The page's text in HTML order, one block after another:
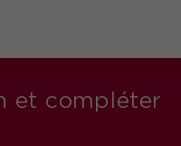
et compléter